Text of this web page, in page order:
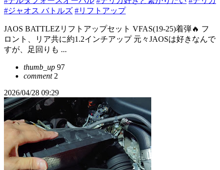
#ジャオス バトルズ #リフトアップ
JAOS BATTLEZリフトアップセット VFAS(19-25)着弾🔥 フ
ロント、リア共に約1.2インチアップ 元々JAOSは好きなんで
すが、足回りも ...
thumb_up 97
comment2
2026/04/28 09:29